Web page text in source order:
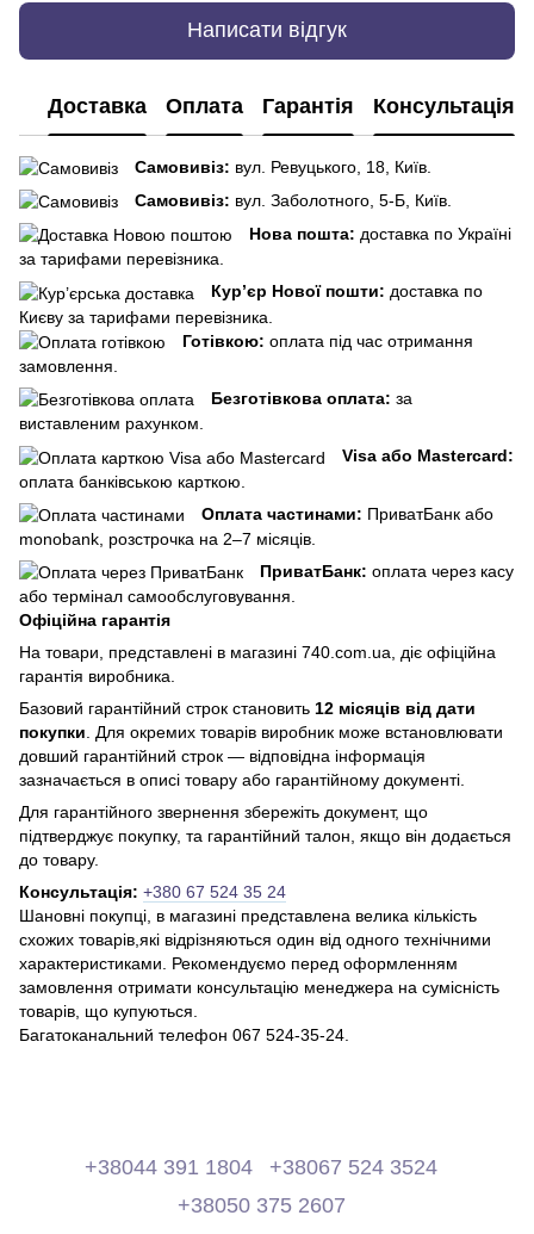
Написати відгук
Доставка Оплата Гарантія Консультація
Самовивіз: вул. Ревуцького, 18, Київ.
Самовивіз: вул. Заболотного, 5-Б, Київ.
Нова пошта: доставка по Україні
за тарифами перевізника.
Кур’єр Нової пошти: доставка по
Києву за тарифами перевізника.
Готівкою: оплата під час отримання
замовлення.
Безготівкова оплата: за
виставленим рахунком.
Visa або Mastercard:
оплата банківською карткою.
Оплата частинами: ПриватБанк або
monobank, розстрочка на 2–7 місяців.
ПриватБанк: оплата через касу
або термінал самообслуговування.
Офіційна гарантія
На товари, представлені в магазині 740.com.ua, діє офіційна
гарантія виробника.
Базовий гарантійний строк становить 12 місяців від дати
покупки. Для окремих товарів виробник може встановлювати
довший гарантійний строк — відповідна інформація
зазначається в описі товару або гарантійному документі.
Для гарантійного звернення збережіть документ, що
підтверджує покупку, та гарантійний талон, якщо він додається
до товару.
Консультація: +380 67 524 35 24
Шановні покупці, в магазині представлена ​​велика кількість
схожих товарів,які відрізняються один від одного технічними
характеристиками. Рекомендуємо перед оформленням
замовлення отримати консультацію менеджера на сумісність
товарів, що купуються.
Багатоканальний телефон 067 524-35-24.
+38044 391 1804
+38067 524 3524
+38050 375 2607